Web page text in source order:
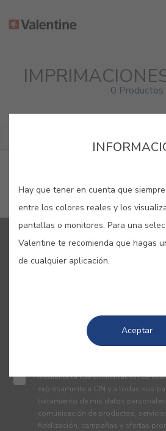
0 Productos
REGÍSTRESE Y RECIBA TODAS LAS
Mediante la cumplimentación de
expresamente a CIN y a todas sus
tratamiento de mis datos
comunicación de productos,
fidelización, campañas y ofertas
Hay que tener en cuenta que
entre los colores reales y los
pantallas o monitores. Para una
Valentine te recomienda que hagas
de cualquier aplicación.
Aceptar